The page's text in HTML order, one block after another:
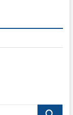
Buscar